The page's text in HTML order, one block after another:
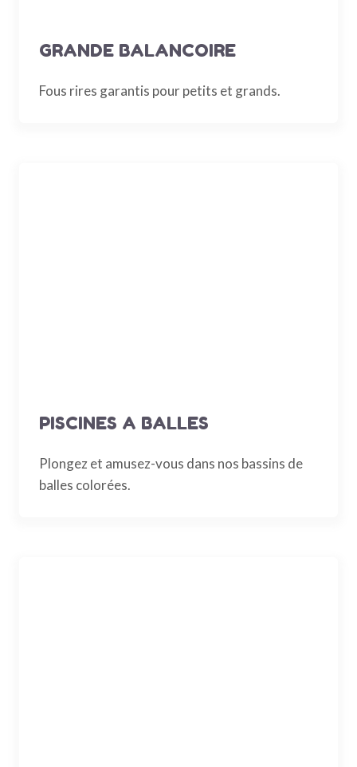
GRANDE BALANCOIRE
Fous rires garantis pour petits et grands.
PISCINES A BALLES
Plongez et amusez-vous dans nos bassins de
balles colorées.